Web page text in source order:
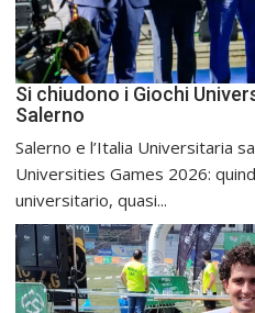
Si chiudono i Giochi
Salerno
Salerno e l’Italia Universitaria
Universities Games 2026:
universitario, quasi...